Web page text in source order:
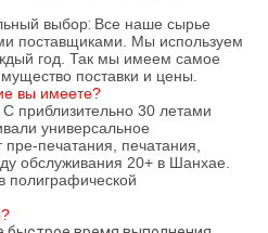
выбор: Все наше сырье
поставщиками. Мы используем
год. Так мы имеем самое
поставки и цены.
вы имеете?
приблизительно 30 летами
универсальное
печатания, печатания,
обслуживания 20+ в Шанхае.
полиграфической